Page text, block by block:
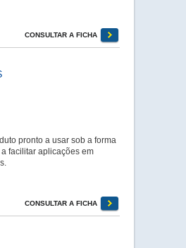
CONSULTAR A FICHA
pronto a usar sob a forma
facilitar aplicações em
CONSULTAR A FICHA